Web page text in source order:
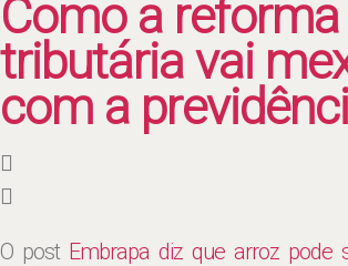
Como a reforma
tributária vai
com a
O post Embrapa diz que arroz pode